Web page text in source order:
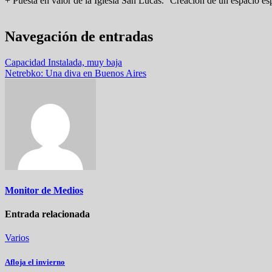
Navegación de entradas
Capacidad Instalada, muy baja
Netrebko: Una diva en Buenos Aires
Monitor de Medios
Entrada relacionada
Varios
Afloja el invierno